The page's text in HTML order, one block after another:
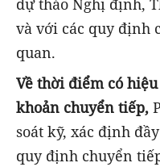
và với các quy định
quan.
Về thời điểm có
khoản chuyển tiếp,
soát kỹ, xác định
quy định chuyển